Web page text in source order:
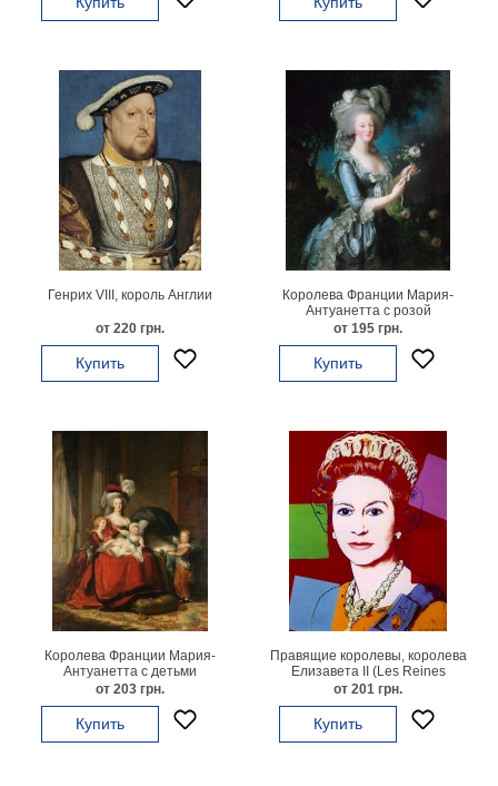
Мотивирующие
Посмотреть
мастерская
Рамы
картин
Печать
больших
размеров
Наши
Генрих VIII, король Англии
от 220 грн.
Купить
Королева Франции Мария-
Антуанетта с розой
от 195 грн.
Купить
Королева Франции Мария-
Антуанетта с детьми
от 203 грн.
Купить
Правящие королевы, королева
Елизавета II (Les Reines
gouvernantes, Reine Elisabeth II),
1985
от 201 грн.
Купить